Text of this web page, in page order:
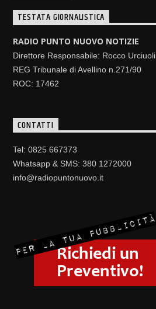
TESTATA GIORNALISTICA
RADIO PUNTO NUOVO NOTIZIE
Direttore Responsabile: Rocco Urciuoli
REG Tribunale di Avellino n.271/90
ROC: 17462
CONTATTI
Tel: 0825 667373
Whatsapp & SMS: 380 1272000
info@radiopuntonuovo.it